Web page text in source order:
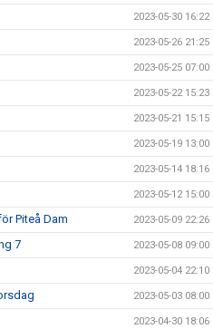
2023-05-30 16:22
2023-05-26 21:25
2023-05-25 07:00
2023-05-22 15:23
2023-05-21 15:15
2023-05-19 13:00
2023-05-14 18:16
2023-05-12 15:00
Piteå Dam 2023-05-09 22:26
7 2023-05-08 09:00
2023-05-04 22:10
2023-05-03 08:00
2023-04-30 18:06